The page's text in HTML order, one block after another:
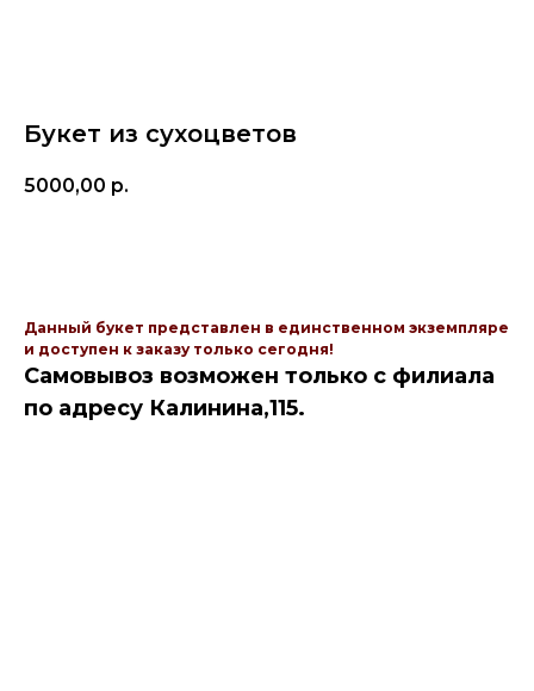
Букет из сухоцветов
5000,00 р.
Данный букет представлен в единственном экземпляре
и доступен к заказу только сегодня!
Самовывоз возможен только с филиала
по адресу Калинина,115.